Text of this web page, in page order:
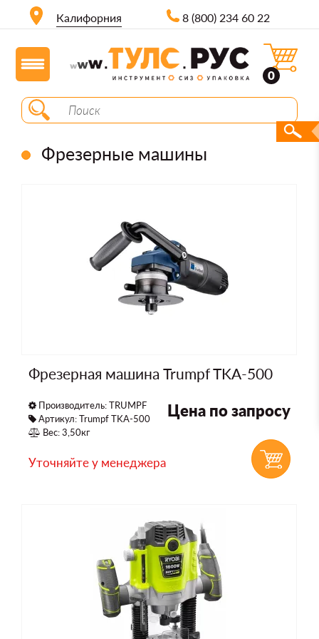
Калифорния 8 (800) 234 60 22
0
Фрезерные машины
Фрезерная машина Trumpf TKA-500
Производитель:TRUMPF
Артикул: Trumpf TKA-500
Вес: 3,50кг
Цена по запросу
Уточняйте у менеджера